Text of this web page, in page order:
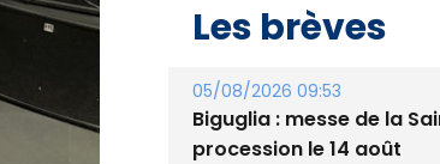
Les brèves
05/08/2026 09:53
Biguglia : messe de la
procession le 14 août